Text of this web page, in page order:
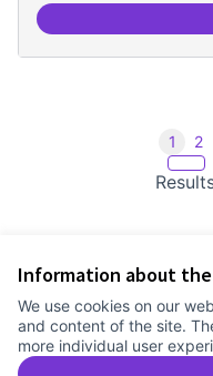
Information about
We use cookies on our
and content of the site.
more individual user
1 2
Cookie settings
Comunitat Canòdrom at
(External link)
Comunitat Canòdrom at
(External link)
Comunitat Canòdrom at
(External link)
English
Triar la llenguaElegir el